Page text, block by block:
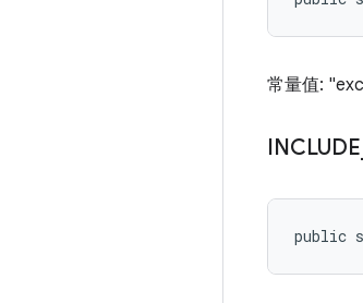
常量值:
INCLUDE
public